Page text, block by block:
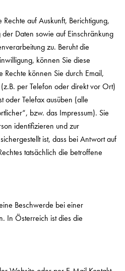
auf Auskunft, Berichtigung,
Daten sowie auf Einschränkung
zu. Beruht die
können Sie diese
Rechte können Sie durch Email,
per Telefon oder direkt vor Ort)
oder Telefax ausüben (alle
bzw. das Impressum). Sie
identifizieren und zur
ist, dass bei Antwort auf
tatsächlich die betroffene
Beschwerde bei einer
In Österreich ist dies die